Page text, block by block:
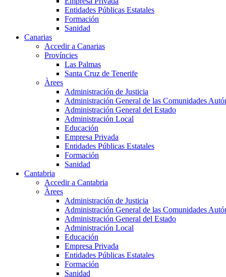
Entidades Públicas Estatales
Formación
Sanidad
Canarias
Accedir a Canarias
Províncies
Las Palmas
Santa Cruz de Tenerife
Àrees
Administración de Justicia
Administración General de las Comunidades
Administración General del Estado
Administración Local
Educación
Empresa Privada
Entidades Públicas Estatales
Formación
Sanidad
Cantabria
Accedir a Cantabria
Àrees
Administración de Justicia
Administración General de las Comunidades
Administración General del Estado
Administración Local
Educación
Empresa Privada
Entidades Públicas Estatales
Formación
Sanidad